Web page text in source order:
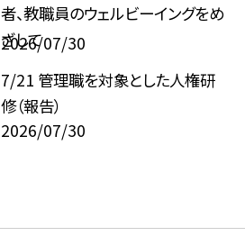
者、教職員のウェルビーイングをめ
ざして
2026/07/30
7/21 管理職を対象とした人権研
修（報告）
2026/07/30